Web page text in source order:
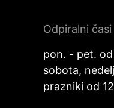
Odpiralni časi
pon. - pet.
sobota,
prazniki od